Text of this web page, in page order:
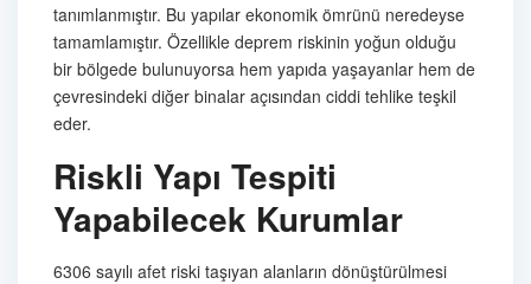
tanımlanmıştır. Bu yapılar ekonomik ömrünü neredeyse
tamamlamıştır. Özellikle deprem riskinin yoğun olduğu
bir bölgede bulunuyorsa hem yapıda yaşayanlar hem de
çevresindeki diğer binalar açısından ciddi tehlike teşkil
eder.
Riskli Yapı Tespiti
Yapabilecek Kurumlar
6306 sayılı afet riski taşıyan alanların dönüştürülmesi